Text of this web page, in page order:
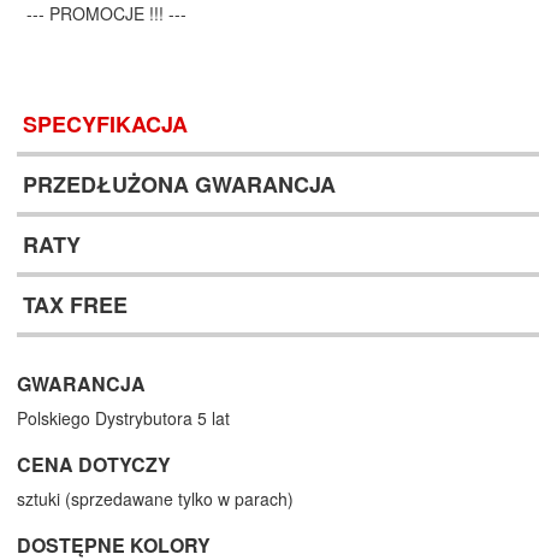
--- PROMOCJE !!! ---
SPECYFIKACJA
PRZEDŁUŻONA GWARANCJA
RATY
TAX FREE
GWARANCJA
Polskiego Dystrybutora 5 lat
CENA DOTYCZY
sztuki (sprzedawane tylko w parach)
DOSTĘPNE KOLORY